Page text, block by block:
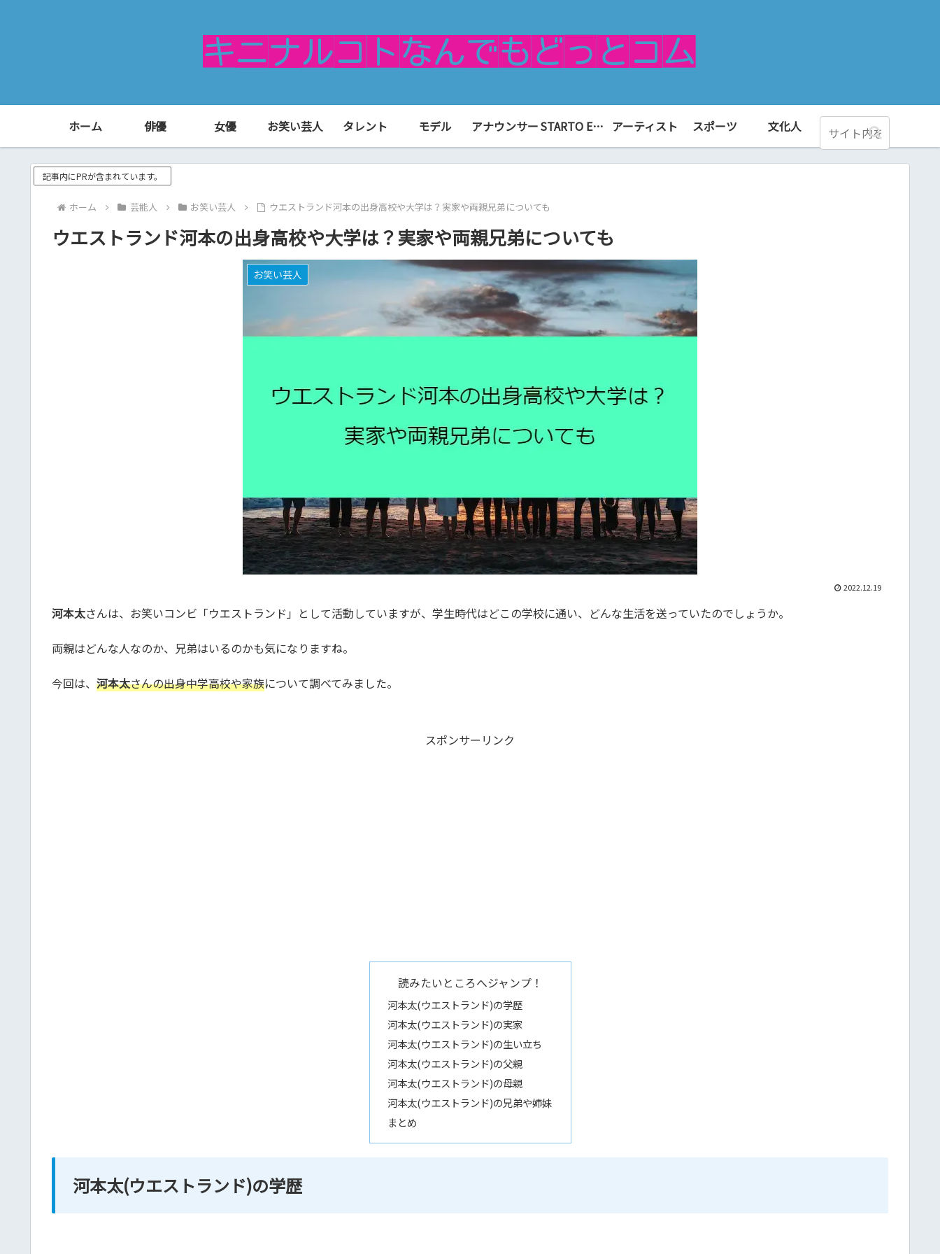
ホーム 俳優 女優 お笑い芸人 タレント モデル アナウンサー STARTO ENTERTAINMENT（旧ジャニーズ） アーティスト スポーツ 文化人
記事内にPRが含まれています。
ホーム 芸能人 お笑い芸人 ウエストランド河本の出身高校や大学は？実家や両親兄弟についても
ウエストランド河本の出身高校や大学は？実家や両親兄弟についても
お笑い芸人
2022.12.19
河本太さんは、お笑いコンビ「ウエストランド」として活動していますが、学生時代はどこの学校に通い、どんな生活を送っていたのでしょうか。
両親はどんな人なのか、兄弟はいるのかも気になりますね。
今回は、 河本太さんの出身中学高校や家族について調べてみました。
スポンサーリンク
読みたいところへジャンプ！
河本太(ウエストランド)の学歴
河本太(ウエストランド)の実家
河本太(ウエストランド)の生い立ち
河本太(ウエストランド)の父親
河本太(ウエストランド)の母親
河本太(ウエストランド)の兄弟や姉妹
まとめ
河本太(ウエストランド)の学歴